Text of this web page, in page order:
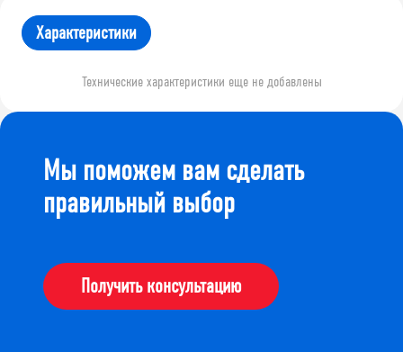
Характеристики
Технические характеристики еще не добавлены
Мы поможем вам сделать
правильный выбор
Получить консультацию